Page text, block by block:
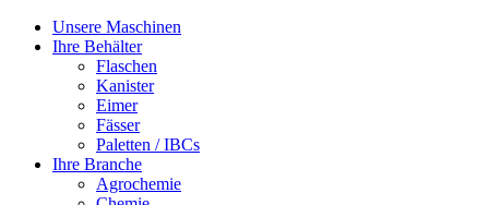
Unsere Maschinen
Ihre Behälter
Flaschen
Kanister
Eimer
Fässer
Paletten / IBCs
Ihre Branche
Agrochemie